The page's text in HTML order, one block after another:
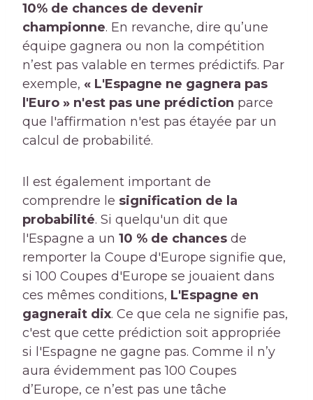
10% de chances de devenir
championne. En revanche, dire qu’une
équipe gagnera ou non la compétition
n’est pas valable en termes prédictifs. Par
exemple, « L'Espagne ne gagnera pas
l'Euro » n'est pas une prédiction parce
que l'affirmation n'est pas étayée par un
calcul de probabilité.
Il est également important de
comprendre le signification de la
probabilité. Si quelqu'un dit que
l'Espagne a un 10 % de chances de
remporter la Coupe d'Europe signifie que,
si 100 Coupes d'Europe se jouaient dans
ces mêmes conditions, L'Espagne en
gagnerait dix. Ce que cela ne signifie pas,
c'est que cette prédiction soit appropriée
si l'Espagne ne gagne pas. Comme il n’y
aura évidemment pas 100 Coupes
d’Europe, ce n’est pas une tâche